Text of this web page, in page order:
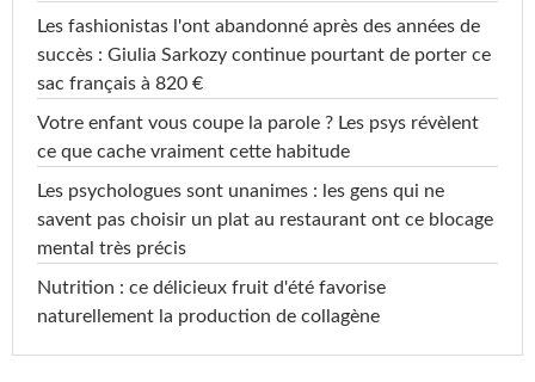
Les fashionistas l'ont abandonné après des années de
succès : Giulia Sarkozy continue pourtant de porter ce
sac français à 820 €
Votre enfant vous coupe la parole ? Les psys révèlent
ce que cache vraiment cette habitude
Les psychologues sont unanimes : les gens qui ne
savent pas choisir un plat au restaurant ont ce blocage
mental très précis
Nutrition : ce délicieux fruit d'été favorise
naturellement la production de collagène